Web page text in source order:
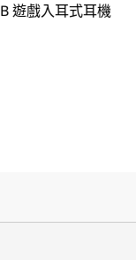
遊戲入耳式耳機